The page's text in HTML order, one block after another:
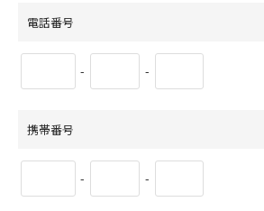
電話番号
- -
携帯番号
- -